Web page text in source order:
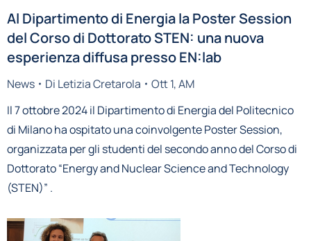
Al Dipartimento di Energia la Poster Session
del Corso di Dottorato STEN: una nuova
esperienza diffusa presso EN:lab
News Di Letizia Cretarola
Ott 1, AM
Il 7 ottobre 2024 il Dipartimento di Energia del Politecnico
di Milano ha ospitato una coinvolgente Poster Session,
organizzata per gli studenti del secondo anno del Corso di
Dottorato “Energy and Nuclear Science and Technology
(STEN)” .